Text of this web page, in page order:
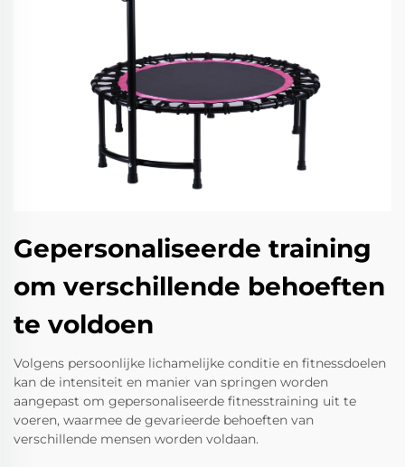
Gepersonaliseerde training
om verschillende behoeften
te voldoen
Volgens persoonlijke lichamelijke conditie en fitnessdoelen
kan de intensiteit en manier van springen worden
aangepast om gepersonaliseerde fitnesstraining uit te
voeren, waarmee de gevarieerde behoeften van
verschillende mensen worden voldaan.